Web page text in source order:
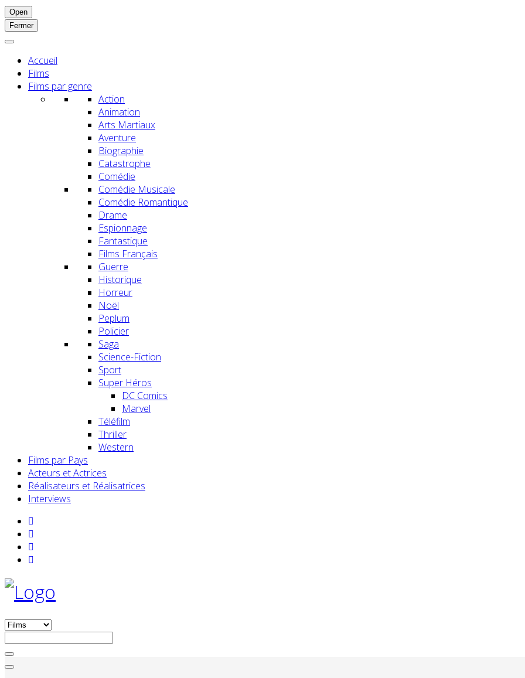
Open
Fermer
Accueil
Films
Films par genre
Action
Animation
Arts Martiaux
Aventure
Biographie
Catastrophe
Comédie
Comédie Musicale
Comédie Romantique
Drame
Espionnage
Fantastique
Films Français
Guerre
Historique
Horreur
Noël
Peplum
Policier
Saga
Science-Fiction
Sport
Super Héros
DC Comics
Marvel
Téléfilm
Thriller
Western
Films par Pays
Acteurs et Actrices
Réalisateurs et Réalisatrices
Interviews